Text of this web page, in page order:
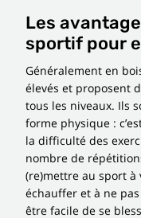
Les
sportif pour
Généralement en
élevés et proposent
tous les niveaux. Ils
forme physique :
la difficulté des
nombre de
(re)mettre au sport à
échauffer et à ne
être facile de se